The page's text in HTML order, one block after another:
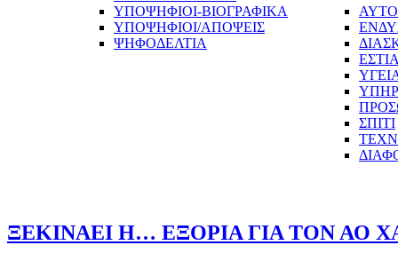
ΥΠΟΨΗΦΙΟΙ-ΒΙΟΓΡΑΦΙΚΑ
ΥΠΟΨΗΦΙΟΙ/ΑΠΟΨΕΙΣ
ΨΗΦΟΔΕΛΤΙΑ
ΣΠΙΤΙ
ΞΕΚΙΝΑΕΙ Η… ΕΞΟΡΙΑ ΓΙΑ ΤΟΝ ΑΟ